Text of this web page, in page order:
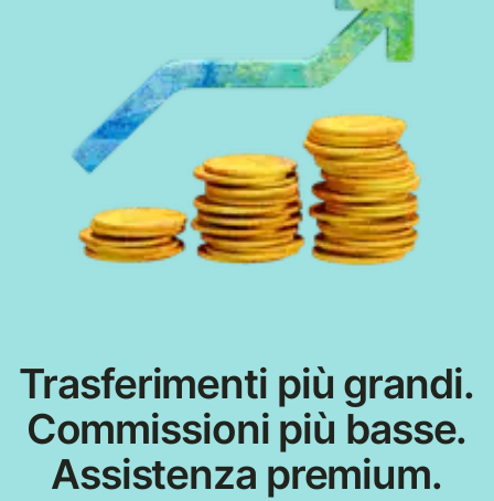
Trasferimenti più grandi.
Commissioni più basse.
Assistenza premium.